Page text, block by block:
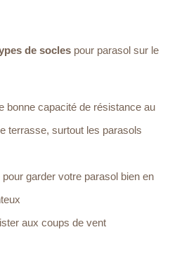
de socles pour parasol sur le
bonne capacité de résistance au
terrasse, surtout les parasols
garder votre parasol bien en
aux coups de vent